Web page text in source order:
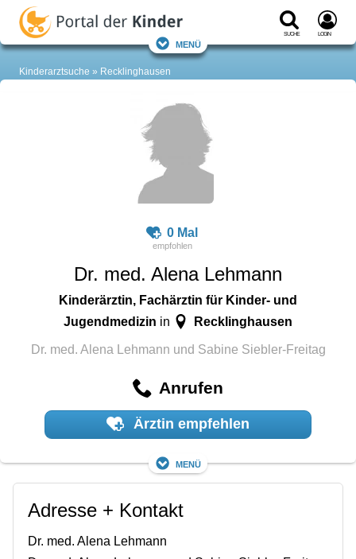
Suche Login
Menü
Kinderarztsuche Recklinghausen
0 Mal
Dr. med. Alena Lehmann
Kinderärztin, Fachärztin für Kinder- und
Jugendmedizin in Recklinghausen
Dr. med. Alena Lehmann und Sabine Siebler-Freitag
Anrufen
Ärztin empfehlen
Menü
Adresse + Kontakt
Dr. med. Alena Lehmann